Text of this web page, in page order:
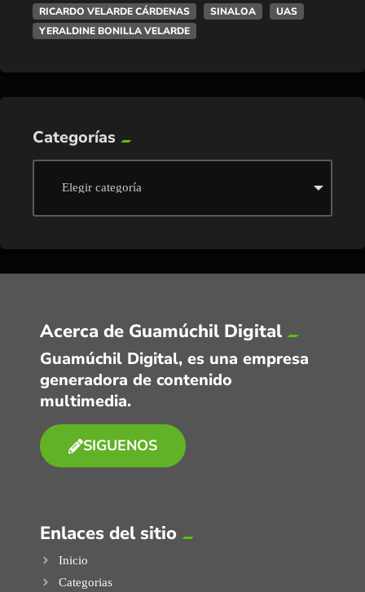
RICARDO VELARDE CÁRDENAS
SINALOA
UAS
YERALDINE BONILLA VELARDE
Categorías
Acerca de Guamúchil Digital
Guamúchil Digital, es una empresa
generadora de contenido
multimedia.
SIGUENOS
Enlaces del sitio
Inicio
Categorias